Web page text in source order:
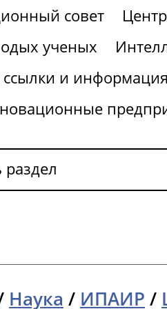
совет
ученых
и
Наука / ИПАИР /